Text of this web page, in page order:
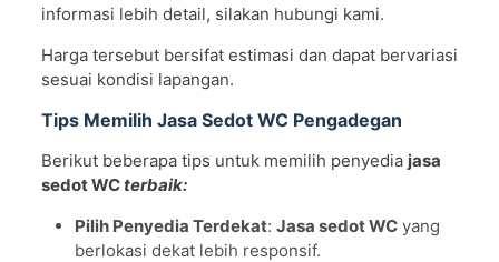
informasi lebih detail, silakan hubungi kami.
Harga tersebut bersifat estimasi dan dapat bervariasi
sesuai kondisi lapangan.
Tips Memilih Jasa Sedot WC Pengadegan
Berikut beberapa tips untuk memilih penyedia jasa
sedot WCterbaik:
Pilih Penyedia Terdekat: Jasa sedot WCyang
berlokasi dekat lebih responsif.